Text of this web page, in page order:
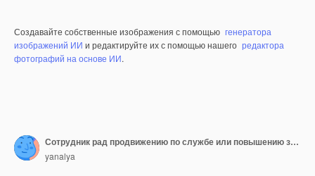
Создавайте собственные изображения с помощью генератора
изображений ИИ и редактируйте их с помощью нашего редактора
фотографий на основе ИИ.
Сотрудник рад продвижению по службе или повышению зарплаты
yanalya